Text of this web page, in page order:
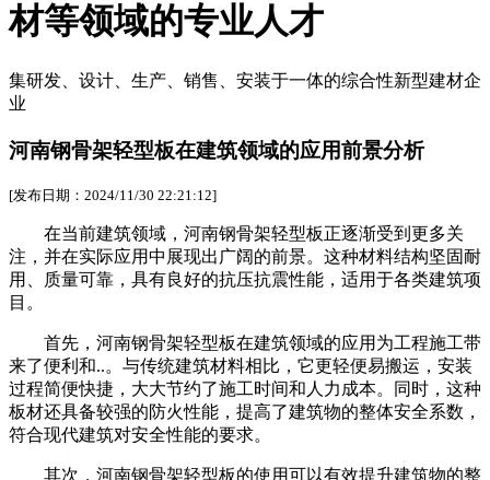
材等领域的专业人才
集研发、设计、生产、销售、安装于一体的综合性新型建材企
业
河南钢骨架轻型板在建筑领域的应用前景分析
[发布日期：2024/11/30 22:21:12]
在当前建筑领域，河南钢骨架轻型板正逐渐受到更多关
注，并在实际应用中展现出广阔的前景。这种材料结构坚固耐
用、质量可靠，具有良好的抗压抗震性能，适用于各类建筑项
目。
首先，河南钢骨架轻型板在建筑领域的应用为工程施工带
来了便利和..。与传统建筑材料相比，它更轻便易搬运，安装
过程简便快捷，大大节约了施工时间和人力成本。同时，这种
板材还具备较强的防火性能，提高了建筑物的整体安全系数，
符合现代建筑对安全性能的要求。
其次，河南钢骨架轻型板的使用可以有效提升建筑物的整